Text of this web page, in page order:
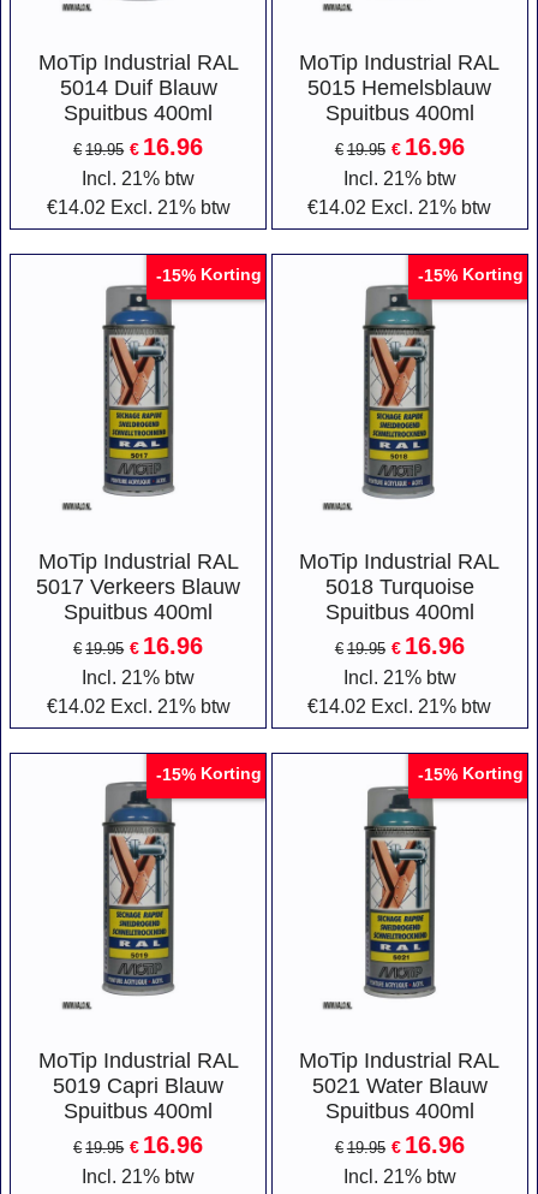
MoTip Industrial RAL
5014 Duif Blauw
Spuitbus 400ml
€ 19.95 € 16.96
Incl. 21% btw
€14.02 Excl. 21% btw
MoTip Industrial RAL
5015 Hemelsblauw
Spuitbus 400ml
€ 19.95 € 16.96
Incl. 21% btw
€14.02 Excl. 21% btw
-15% Korting
MoTip Industrial RAL
5017 Verkeers Blauw
Spuitbus 400ml
€ 19.95 € 16.96
Incl. 21% btw
€14.02 Excl. 21% btw
-15% Korting
MoTip Industrial RAL
5018 Turquoise
Spuitbus 400ml
€ 19.95 € 16.96
Incl. 21% btw
€14.02 Excl. 21% btw
-15% Korting
MoTip Industrial RAL
5019 Capri Blauw
Spuitbus 400ml
€ 19.95 € 16.96
Incl. 21% btw
-15% Korting
MoTip Industrial RAL
5021 Water Blauw
Spuitbus 400ml
€ 19.95 € 16.96
Incl. 21% btw